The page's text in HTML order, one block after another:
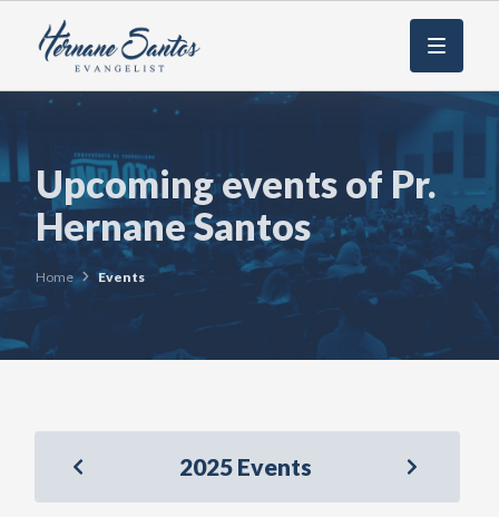
Menu
Upcoming events of Pr.
Hernane Santos
Home Events
2025 Events